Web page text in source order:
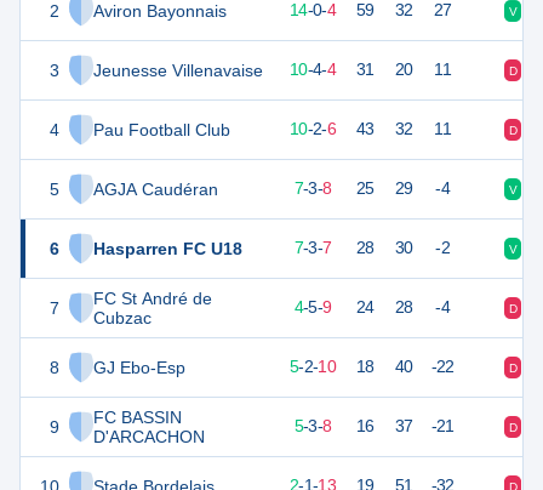
2 Aviron Bayonnais
3 Jeunesse Villenavaise
4 Pau Football Club
5 AGJA Caudéran
6 Hasparren FC U18
7
FC St André de
Cubzac
8 GJ Ebo-Esp
9
FC BASSIN
D'ARCACHON
41 14-0-4 59 32 27 V
34 18 10-4-4 31 20 11 D
29 10-2-6 43 32 11 D
24 7-3-8 25 29 -4 V
23 7-3-7 28 30 -2 V
4-5-9 24 28 -4 D
5-2-10 18 40 -22 D
5-3-8 16 37 -21 D
2-1-13 19 51 -32 D